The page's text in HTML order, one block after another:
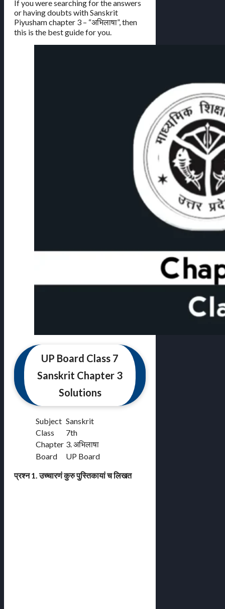
If you were searching for the answers
or having doubts with Sanskrit
Piyusham chapter 3 – “अभिलाषा”, then
this is the best guide for you.
UP Board Class 7
Sanskrit Chapter 3
Solutions
Subject Sanskrit
Class
7th
Chapter 3. अभिलाषा
Board
UP Board
प्रश्न 1. उच्चारणं कुरु पुस्तिकायां च लिखत